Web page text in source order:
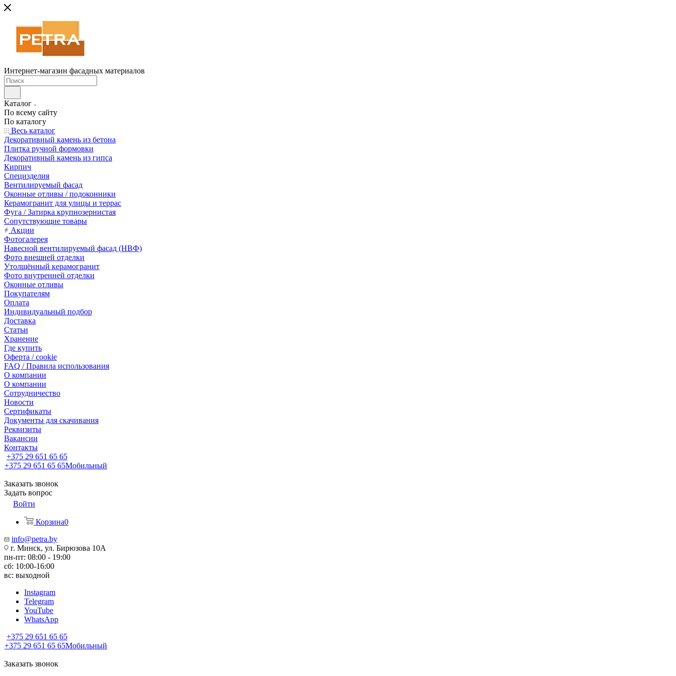
Интернет-магазин фасадных материалов
Каталог
По всему сайту
По каталогу
Весь каталог
Декоративный камень из бетона
Плитка ручной формовки
Декоративный камень из гипса
Кирпич
Специзделия
Вентилируемый фасад
Оконные отливы / подоконники
Керамогранит для улицы и террас
Фуга / Затирка крупнозернистая
Сопутствующие товары
Акции
Фотогалерея
Навесной вентилируемый фасад (НВФ)
Фото внешней отделки
Утолщённый керамогранит
Фото внутренней отделки
Оконные отливы
Покупателям
Оплата
Индивидуальный подбор
Доставка
Статьи
Хранение
Где купить
Оферта / cookie
FAQ / Правила использования
О компании
О компании
Сотрудничество
Новости
Сертификаты
Документы для скачивания
Реквизиты
Вакансии
Контакты
+375 29 651 65 65
+375 29 651 65 65Мобильный
Заказать звонок
Задать вопрос
Войти
Корзина0
info@petra.by
г. Минск, ул. Бирюзова 10А
пн-пт: 08:00 - 19:00
сб: 10:00-16:00
вс: выходной
Instagram
Telegram
YouTube
WhatsApp
+375 29 651 65 65
+375 29 651 65 65Мобильный
Заказать звонок